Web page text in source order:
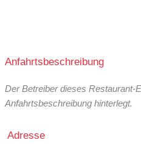
Anfahrtsbeschreibung
Der Betreiber dieses Restaurant-
Anfahrtsbeschreibung hinterlegt.
Adresse